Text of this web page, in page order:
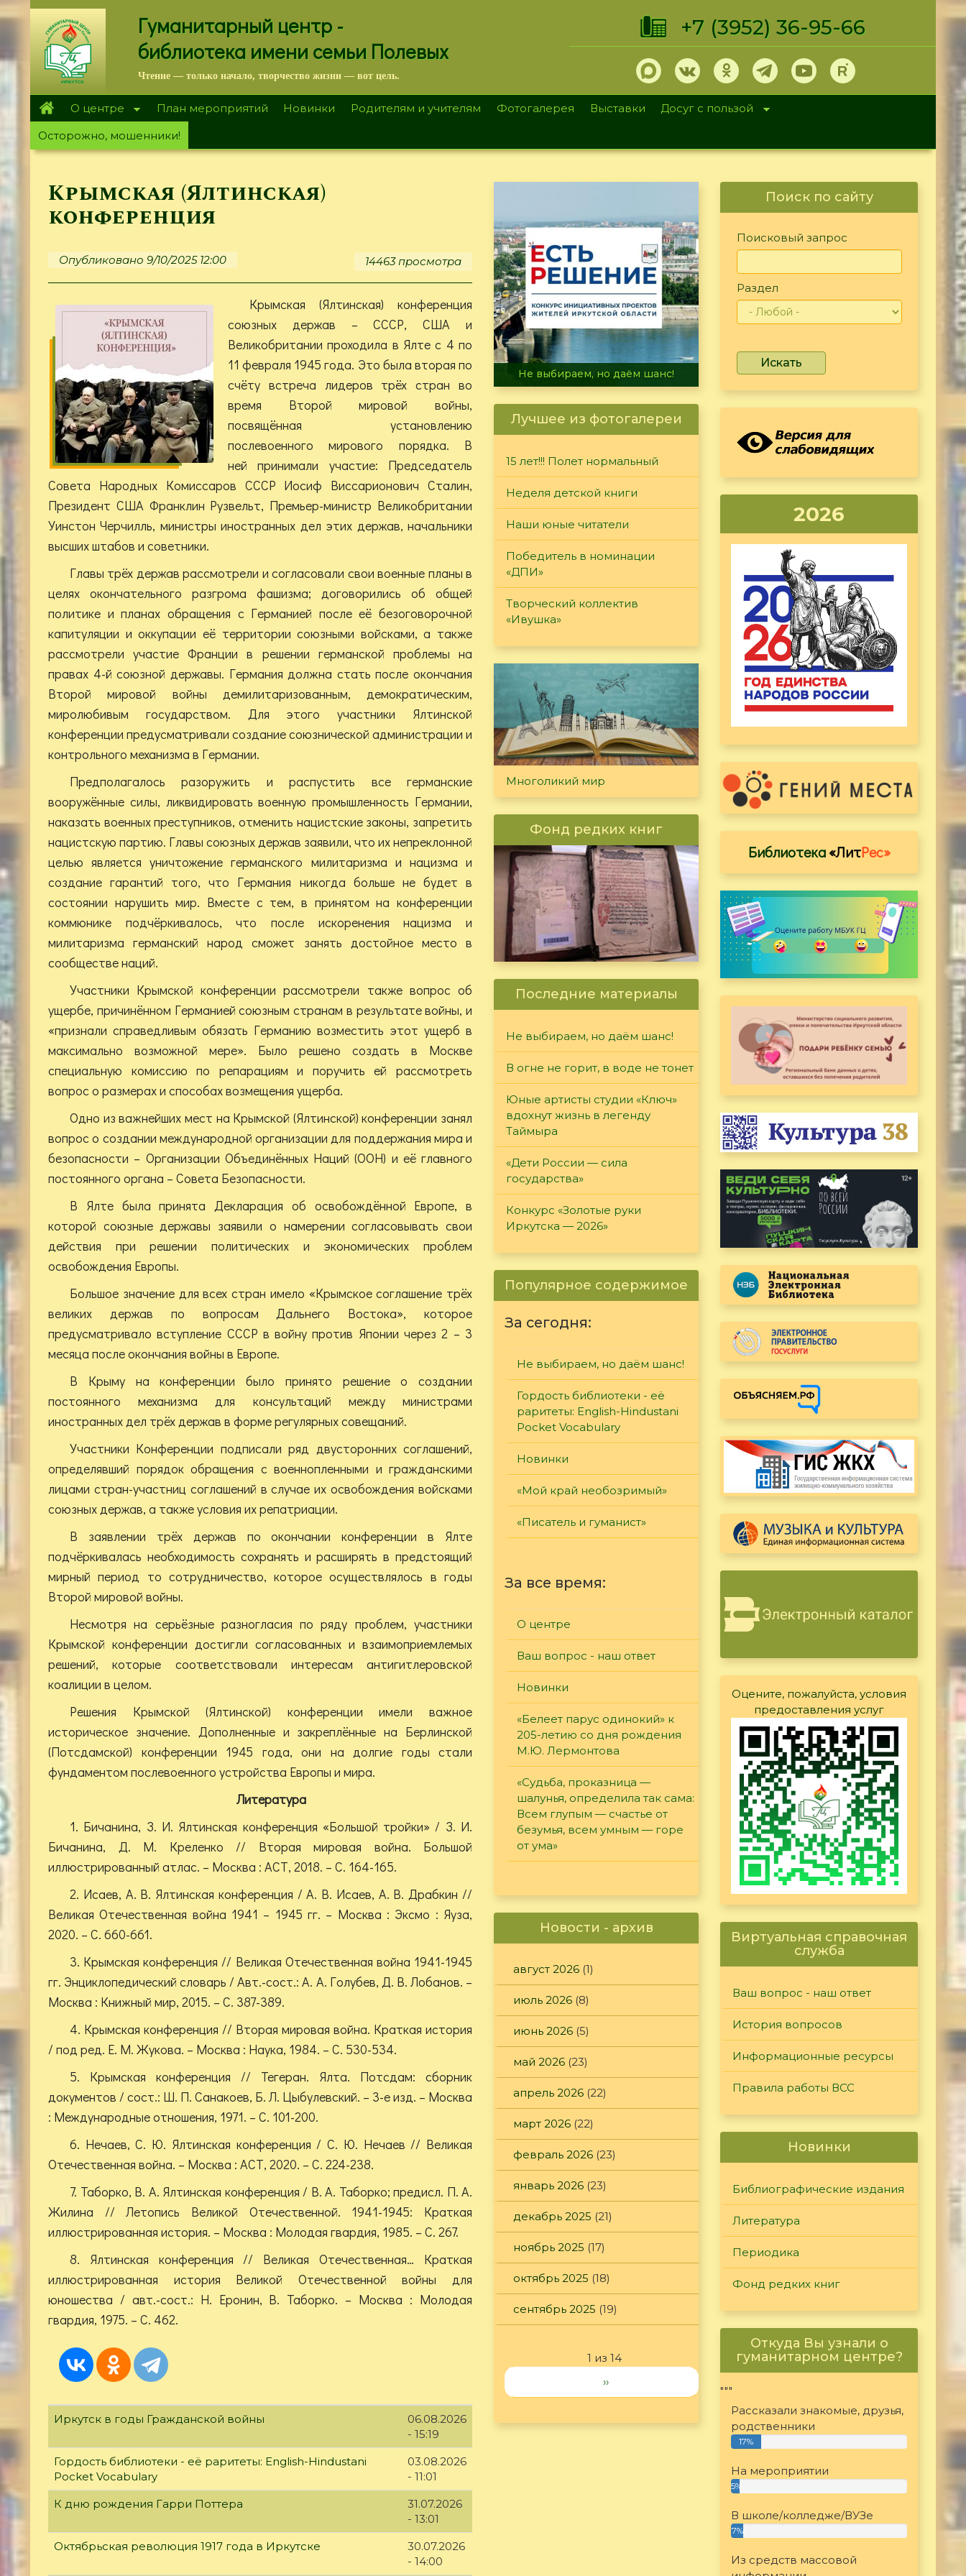
Перейти
к
основному
содержанию
Гуманитарный центр -
библиотека имени семьи Полевых
Чтение — только начало, творчество жизни — вот цель.
+7 (3952) 36-95-66
О центре План мероприятий Новинки Родителям и учителям Фотогалерея Выставки
Досуг с пользой
Осторожно, мошенники!
Крымская (Ялтинская)
конференция
Опубликовано 9/10/2025 12:00 14463 просмотра
​​​​​​Крымская (Ялтинская) конференция
союзных держав – СССР, США и
Великобритании проходила в Ялте с 4 по
11 февраля 1945 года. Это была вторая по
счёту встреча лидеров трёх стран во
время Второй мировой войны,
посвящённая установлению
послевоенного мирового порядка. В
ней принимали участие: Председатель
Совета Народных Комиссаров СССР Иосиф Виссарионович Сталин,
Президент США Франклин Рузвельт, Премьер-министр Великобритании
Уинстон Черчилль, министры иностранных дел этих держав, начальники
высших штабов и советники.
Главы трёх держав рассмотрели и согласовали свои военные планы в
целях окончательного разгрома фашизма; договорились об общей
политике и планах обращения с Германией после её безоговорочной
капитуляции и оккупации её территории союзными войсками, а также
рассмотрели участие Франции в решении германской проблемы на
правах 4-й союзной державы. Германия должна стать после окончания
Второй мировой войны демилитаризованным, демократическим,
миролюбивым государством. Для этого участники Ялтинской
конференции предусматривали создание союзнической администрации и
контрольного механизма в Германии.
Предполагалось разоружить и распустить все германские
вооружённые силы, ликвидировать военную промышленность Германии,
наказать военных преступников, отменить нацистские законы, запретить
нацистскую партию. Главы союзных держав заявили, что их непреклонной
целью является уничтожение германского милитаризма и нацизма и
создание гарантий того, что Германия никогда больше не будет в
состоянии нарушить мир. Вместе с тем, в принятом на конференции
коммюнике подчёркивалось, что после искоренения нацизма и
милитаризма германский народ сможет занять достойное место в
сообществе наций.
Участники Крымской конференции рассмотрели также вопрос об
ущербе, причинённом Германией союзным странам в результате войны, и
«признали справедливым обязать Германию возместить этот ущерб в
максимально возможной мере». Было решено создать в Москве
специальную комиссию по репарациям и поручить ей рассмотреть
вопрос о размерах и способах возмещения ущерба.
Одно из важнейших мест на Крымской (Ялтинской) конференции занял
вопрос о создании международной организации для поддержания мира и
безопасности – Организации Объединённых Наций (ООН) и её главного
постоянного органа – Совета Безопасности.
В Ялте была принята Декларация об освобождённой Европе, в
которой союзные державы заявили о намерении согласовывать свои
действия при решении политических и экономических проблем
освобождения Европы.
Большое значение для всех стран имело «Крымское соглашение трёх
великих держав по вопросам Дальнего Востока», которое
предусматривало вступление СССР в войну против Японии через 2 – 3
месяца после окончания войны в Европе.
В Крыму на конференции было принято решение о создании
постоянного механизма для консультаций между министрами
иностранных дел трёх держав в форме регулярных совещаний.
Участники Конференции подписали ряд двусторонних соглашений,
определявший порядок обращения с военнопленными и гражданскими
лицами стран-участниц соглашений в случае их освобождения войсками
союзных держав, а также условия их репатриации.
В заявлении трёх держав по окончании конференции в Ялте
подчёркивалась необходимость сохранять и расширять в предстоящий
мирный период то сотрудничество, которое осуществлялось в годы
Второй мировой войны.
Несмотря на серьёзные разногласия по ряду проблем, участники
Крымской конференции достигли согласованных и взаимоприемлемых
решений, которые соответствовали интересам антигитлеровской
коалиции в целом.
Решения Крымской (Ялтинской) конференции имели важное
историческое значение. Дополненные и закреплённые на Берлинской
(Потсдамской) конференции 1945 года, они на долгие годы стали
фундаментом послевоенного устройства Европы и мира.
Литература
1. Бичанина, З. И. Ялтинская конференция «Большой тройки» / З. И.
Бичанина, Д. М. Креленко // Вторая мировая война. Большой
иллюстрированный атлас. – Москва : АСТ, 2018. – С. 164-165.
2. Исаев, А. В. Ялтинская конференция / А. В. Исаев, А. В. Драбкин //
Великая Отечественная война 1941 – 1945 гг. – Москва : Эксмо : Яуза,
2020. – С. 660-661.
3. Крымская конференция // Великая Отечественная война 1941-1945
гг. Энциклопедический словарь / Авт.-сост.: А. А. Голубев, Д. В. Лобанов. –
Москва : Книжный мир, 2015. – С. 387-389.
4. Крымская конференция // Вторая мировая война. Краткая история
/ под ред. Е. М. Жукова. – Москва : Наука, 1984. – С. 530-534.
5. Крымская конференция // Тегеран. Ялта. Потсдам: сборник
документов / сост.: Ш. П. Санакоев, Б. Л. Цыбулевский. – 3-е изд. – Москва
: Международные отношения, 1971. – С. 101-200.
6. Нечаев, С. Ю. Ялтинская конференция / С. Ю. Нечаев // Великая
Отечественная война. – Москва : АСТ, 2020. – С. 224-238.
7. Таборко, В. А. Ялтинская конференция / В. А. Таборко; предисл. П. А.
Жилина // Летопись Великой Отечественной. 1941-1945: Краткая
иллюстрированная история. – Москва : Молодая гвардия, 1985. – С. 267.
8. Ялтинская конференция // Великая Отечественная… Краткая
иллюстрированная история Великой Отечественной войны для
юношества / авт.-сост.: Н. Еронин, В. Таборко. – Москва : Молодая
гвардия, 1975. – С. 462.
Иркутск в годы Гражданской войны
06.08.2026
- 15:19
Гордость библиотеки - её раритеты: English-Hindustani
Pocket Vocabulary
03.08.2026
- 11:01
К дню рождения Гарри Поттера
31.07.2026
- 13:01
Октябрьская революция 1917 года в Иркутске
30.07.2026
- 14:00
В огне не горит, в воде не тонет
Лучшее из фотогалереи
15 лет!!! Полет нормальный
Неделя детской книги
Наши юные читатели
Победитель в номинации
«ДПИ»
Творческий коллектив
«Ивушка»
Многоликий мир
Фонд редких книг
Последние материалы
Не выбираем, но даём шанс!
В огне не горит, в воде не тонет
Юные артисты студии «Ключ»
вдохнут жизнь в легенду
Таймыра
«Дети России — сила
государства»
Конкурс «Золотые руки
Иркутска — 2026»
Популярное содержимое
За сегодня:
Не выбираем, но даём шанс!
Гордость библиотеки - её
раритеты: English-Hindustani
Pocket Vocabulary
Новинки
«Мой край необозримый»
«Писатель и гуманист»
За все время:
О центре
Ваш вопрос - наш ответ
Новинки
«Белеет парус одинокий» к
205-летию со дня рождения
М.Ю. Лермонтова
«Судьба, проказница —
шалунья, определила так сама:
Всем глупым — счастье от
безумья, всем умным — горе
от ума»
Новости - архив
август 2026 (1)
июль 2026 (8)
июнь 2026 (5)
май 2026 (23)
апрель 2026 (22)
март 2026 (22)
февраль 2026 (23)
январь 2026 (23)
декабрь 2025 (21)
ноябрь 2025 (17)
октябрь 2025 (18)
сентябрь 2025 (19)
1 из 14
››
Поиск по сайту
Поисковый запрос
Раздел
Искать
2026
Библиотека«ЛитРес»
Оцените, пожалуйста, условия
предоставления услуг
Виртуальная справочная
служба
Ваш вопрос - наш ответ
История вопросов
Информационные ресурсы
Правила работы ВСС
Новинки
Библиографические издания
Литература
Периодика
Фонд редких книг
Откуда Вы узнали о
гуманитарном центре?
"""
Рассказали знакомые, друзья,
родственники
17%
На мероприятии
5%
В школе/колледже/ВУЗе
7%
Из средств массовой